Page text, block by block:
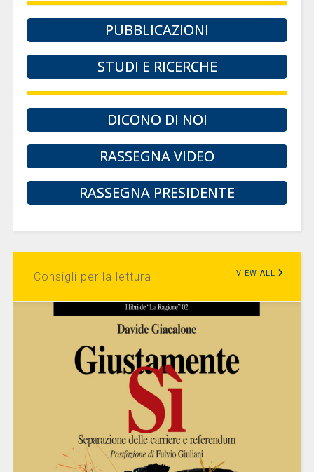
PUBBLICAZIONI
STUDI E RICERCHE
DICONO DI NOI
RASSEGNA VIDEO
RASSEGNA PRESIDENTE
Consigli per la lettura VIEW ALL